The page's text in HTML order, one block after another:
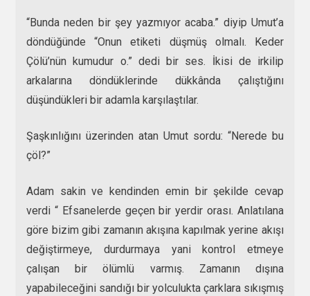
“Bunda neden bir şey yazmıyor acaba.” diyip Umut’a
döndüğünde “Onun etiketi düşmüş olmalı. Keder
Çölü’nün kumudur o.” dedi bir ses. İkisi de irkilip
arkalarına döndüklerinde dükkânda çalıştığını
düşündükleri bir adamla karşılaştılar.
Şaşkınlığını üzerinden atan Umut sordu: “Nerede bu
çöl?”
Adam sakin ve kendinden emin bir şekilde cevap
verdi “ Efsanelerde geçen bir yerdir orası. Anlatılana
göre bizim gibi zamanın akışına kapılmak yerine akışı
değiştirmeye, durdurmaya yani kontrol etmeye
çalışan bir ölümlü varmış. Zamanın dışına
yapabileceğini sandığı bir yolculukta çarklara sıkışmış